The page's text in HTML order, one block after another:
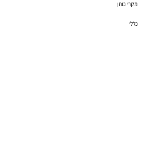
מקרי בוחן
כללי